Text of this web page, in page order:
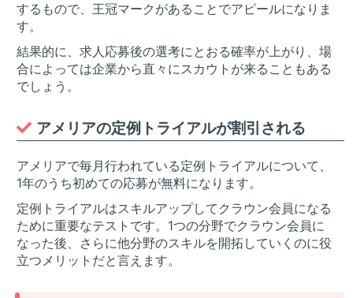
するもので、王冠マークがあることでアピールになりま
す。
結果的に、求人応募後の選考にとおる確率が上がり、場
合によっては企業から直々にスカウトが来ることもある
でしょう。
アメリアの定例トライアルが割引される
アメリアで毎月行われている定例トライアルについて、
1年のうち初めての応募が無料になります。
定例トライアルはスキルアップしてクラウン会員になる
ために重要なテストです。1つの分野でクラウン会員に
なった後、さらに他分野のスキルを開拓していくのに役
立つメリットだと言えます。